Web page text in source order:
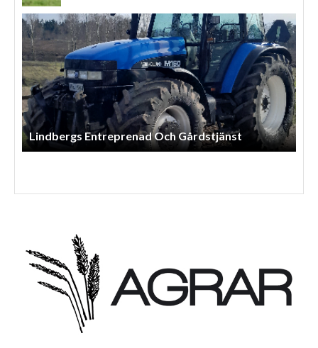
Lindbergs Entreprenad Och Gårdstjänst